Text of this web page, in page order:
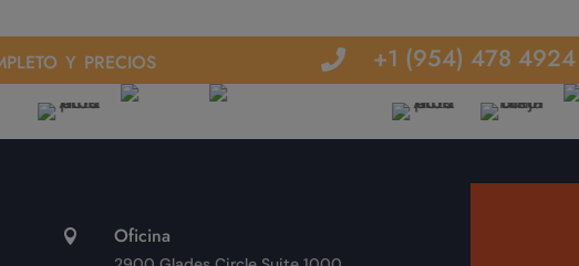
y precios  +1 (954) 478 4924
 Oficina